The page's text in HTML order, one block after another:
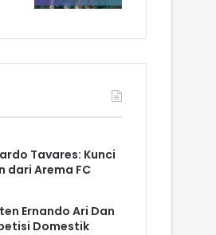
Tavares: Kunci
dari Arema FC
Ernando Ari Dan
Domestik